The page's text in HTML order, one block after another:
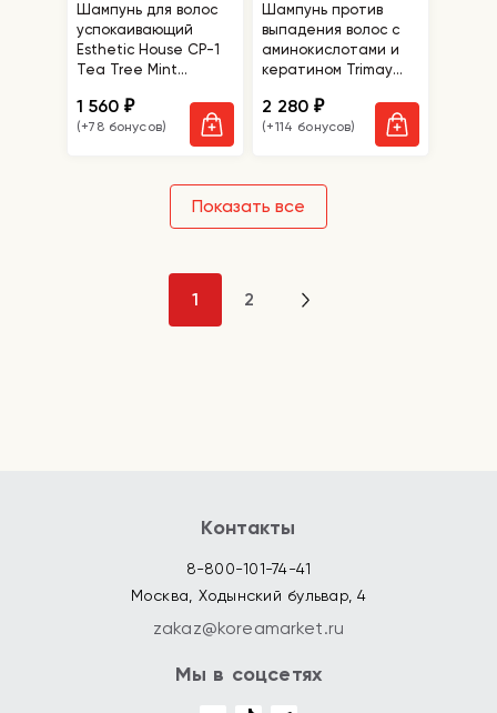
Шампунь для волос
успокаивающий
Esthetic House CP-1
Tea Tree Mint
1 560₽
(+78 бонусов)
Шампунь против
выпадения волос с
аминокислотами и
кератином Trimay
Hair Loss Shampoo
2 280₽
(+114 бонусов)
Показать все
1 2
Контакты
8-800-101-74-41
Москва, Ходынский бульвар, 4
zakaz@koreamarket.ru
Мы в соцсетях